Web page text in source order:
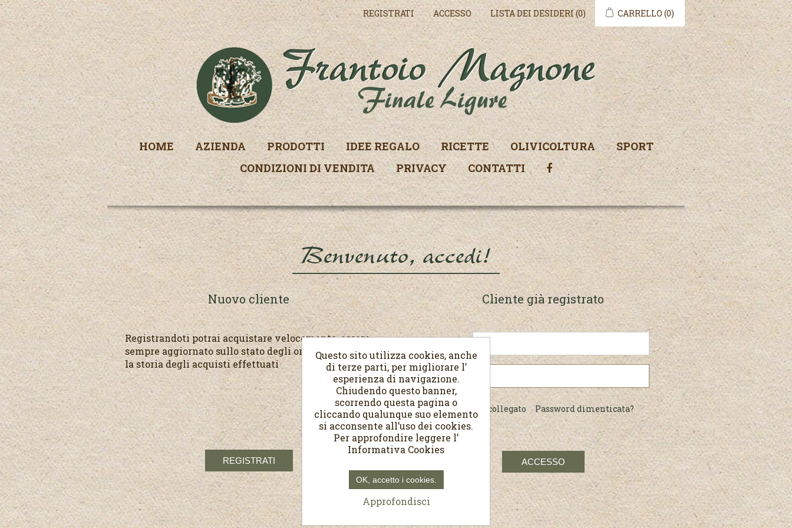
REGISTRATI ACCESSO LISTA DEI DESIDERI(0) CARRELLO (0)
HOME AZIENDA PRODOTTI IDEE REGALO RICETTE OLIVICOLTURA
SPORT
CONDIZIONI DI VENDITA
PRIVACY CONTATTI
Benvenuto, accedi!
Nuovo cliente
Registrandoti potrai acquistare velocemente, essere
sempre aggiornato sullo stato degli ordini e rivedere
la storia degli acquisti effettuati
Cliente già registrato
Password:
Resta collegato Password dimenticata?
Questo sito utilizza cookies, anche
di terze parti, per migliorare l’
esperienza di navigazione.
Chiudendo questo banner,
scorrendo questa pagina o
cliccando qualunque suo elemento
si acconsente all’uso dei cookies.
Per approfondire leggere l’
Informativa Cookies
OK, accetto i cookies.
Approfondisci